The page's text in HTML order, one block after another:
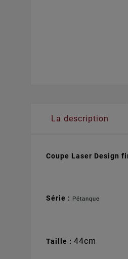
La description
Coupe Laser Design
Série : Pétanque
Taille : 44cm